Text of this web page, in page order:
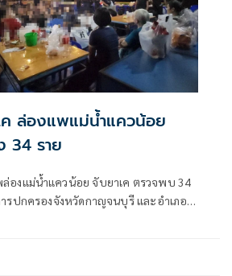
ค ล่องแพแม่น้ำแควน้อย
34 ราย
องแม่น้ำแควน้อย จับยาเค ตรวจพบ 34